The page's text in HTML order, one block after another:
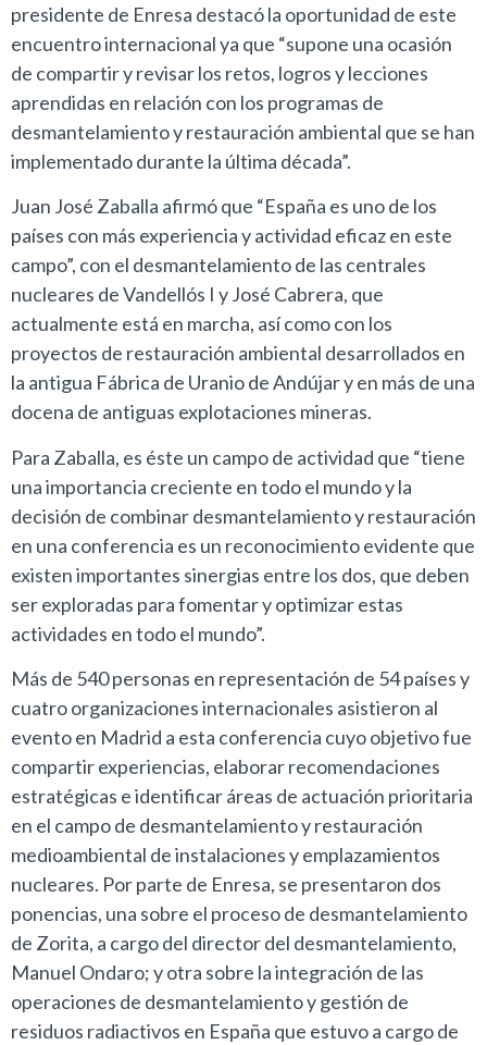
presidente de Enresa destacó la oportunidad de este
encuentro internacional ya que “supone una ocasión
de compartir y revisar los retos, logros y lecciones
aprendidas en relación con los programas de
desmantelamiento y restauración ambiental que se han
implementado durante la última década”.
Juan José Zaballa afirmó que “España es uno de los
países con más experiencia y actividad eficaz en este
campo”, con el desmantelamiento de las centrales
nucleares de Vandellós I y José Cabrera, que
actualmente está en marcha, así como con los
proyectos de restauración ambiental desarrollados en
la antigua Fábrica de Uranio de Andújar y en más de una
docena de antiguas explotaciones mineras.
Para Zaballa, es éste un campo de actividad que “tiene
una importancia creciente en todo el mundo y la
decisión de combinar desmantelamiento y restauración
en una conferencia es un reconocimiento evidente que
existen importantes sinergias entre los dos, que deben
ser exploradas para fomentar y optimizar estas
actividades en todo el mundo”.
Más de 540 personas en representación de 54 países y
cuatro organizaciones internacionales asistieron al
evento en Madrid a esta conferencia cuyo objetivo fue
compartir experiencias, elaborar recomendaciones
estratégicas e identificar áreas de actuación prioritaria
en el campo de desmantelamiento y restauración
medioambiental de instalaciones y emplazamientos
nucleares. Por parte de Enresa, se presentaron dos
ponencias, una sobre el proceso de desmantelamiento
de Zorita, a cargo del director del desmantelamiento,
Manuel Ondaro; y otra sobre la integración de las
operaciones de desmantelamiento y gestión de
residuos radiactivos en España que estuvo a cargo de